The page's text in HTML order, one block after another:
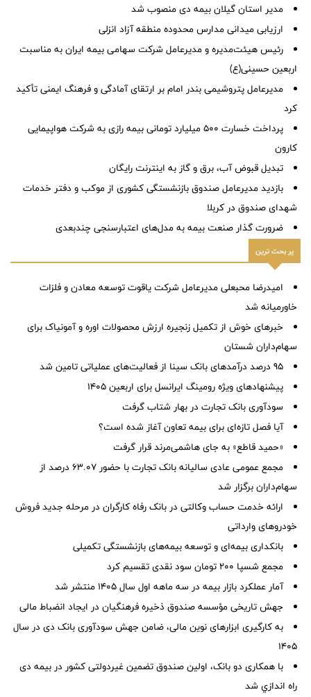
مدیر استان گیلان بیمه دی منصوب شد
ارزیابی میدانی مدارس محدوده منطقه آزاد انزلی
رئیس هیئت‌مدیره و مدیرعامل شرکت سهامی بیمه ایران به مناسبت
اربعین حسینی(ع)
مدیرعامل پتروشیمی بندر امام بر ارتقای آمادگی و فرهنگ ایمنی تأکید
کرد
پرداخت خسارت ۵۰۰ میلیارد تومانی بیمه رازی به شرکت هواپیمایی
کارون
تبدیل قبوض آب، برق و گاز به اینترنت رایگان
بازدید مدیرعامل صندوق بازنشستگی کشوری از موکب و دفتر خدمات
شهدای صندوق در کربلا
ضرورت گذار صنعت بیمه به مدل‌های اعتبارسنجی چندبعدی
پر بحث ترین
امیدرضا محبعلی مدیرعامل شرکت یاقوت توسعه معادن و فلزات
خاورمیانه شد
خبرهای خوش از تکمیل زنجیره ارزش محصولات اوره و آمونیاک برای
سهام‌داران شستان
95 درصد درآمدهای بانک سینا از فعالیت‌های عملیاتی تامین شد
پیشنهادهای ویژه رومینگ ایرانسل برای اربعین ۱۴۰۵
سودآوری بانک تجارت در بهار شتاب گرفت
آیا فصل تازه‌ای برای بیمه تعاون آغاز شده است؟
«حمید قاطع» به جای هاشمی‌مرند قرار گرفت
مجمع عمومی عادی سالیانه بانک تجارت با حضور ۶۳.۰۷ درصد از
سهام‌داران برگزار شد
ارائه خدمت حساب وکالتی در بانک رفاه کارگران در مرحله جدید فروش
خودروهای وارداتی
بانکداری بیمه‌ای و توسعه بیمه‌های بازنشستگی تکمیلی
مجمع شسپا 200 تومان سود نقدی تقسیم کرد
آمار عملكرد بازار بیمه در سه ماهه اول سال 1405 منتشر شد
جهش تاریخی مؤسسه صندوق ذخیره فرهنگیان در ایجاد انضباط مالی
به کارگیری ابزارهای نوین مالی، ضامن جهش سودآوری بانک دی در سال
۱۴۰۵
با همکاری دو بانک، اولین صندوق تضمین غیردولتی کشور در بیمه دی
راه اندازي شد